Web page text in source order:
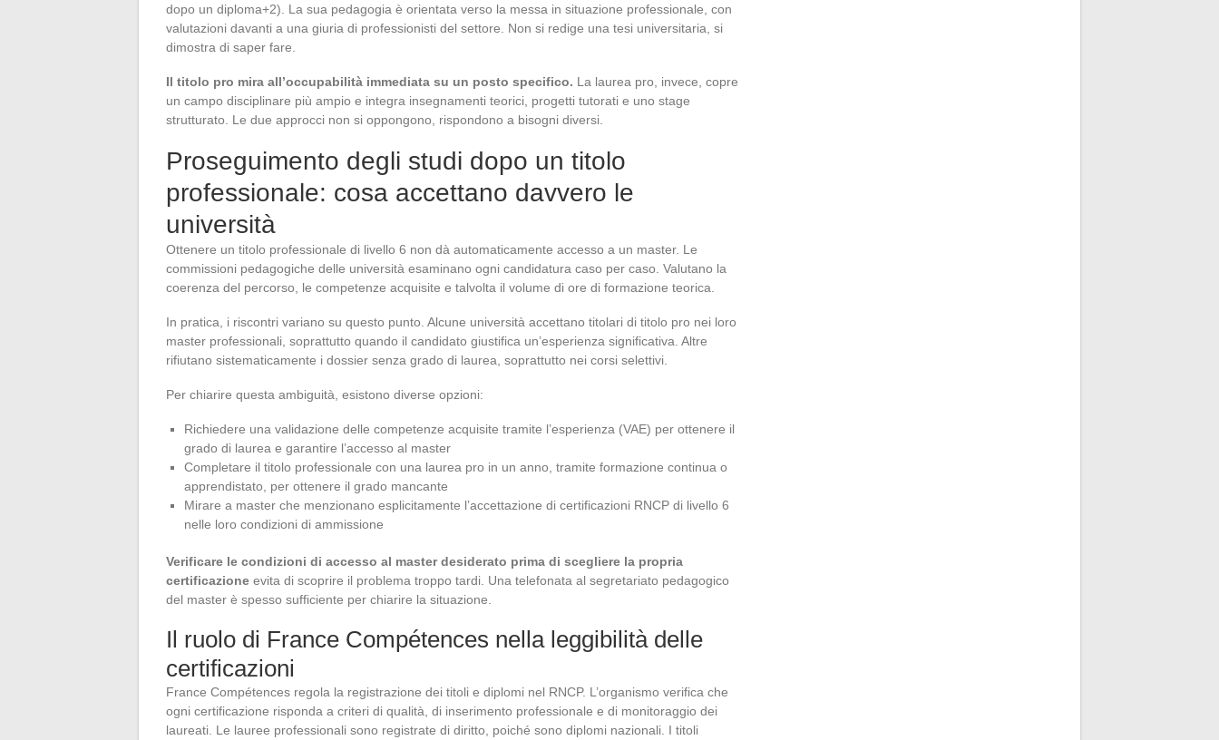
dopo un diploma+2). La sua pedagogia è orientata verso la messa in situazione professionale, con
valutazioni davanti a una giuria di professionisti del settore. Non si redige una tesi universitaria, si
dimostra di saper fare.
Il titolo pro mira all’occupabilità immediata su un posto specifico. La laurea pro, invece, copre
un campo disciplinare più ampio e integra insegnamenti teorici, progetti tutorati e uno stage
strutturato. Le due approcci non si oppongono, rispondono a bisogni diversi.
Proseguimento degli studi dopo un titolo
professionale: cosa accettano davvero le
università
Ottenere un titolo professionale di livello 6 non dà automaticamente accesso a un master. Le
commissioni pedagogiche delle università esaminano ogni candidatura caso per caso. Valutano la
coerenza del percorso, le competenze acquisite e talvolta il volume di ore di formazione teorica.
In pratica, i riscontri variano su questo punto. Alcune università accettano titolari di titolo pro nei loro
master professionali, soprattutto quando il candidato giustifica un’esperienza significativa. Altre
rifiutano sistematicamente i dossier senza grado di laurea, soprattutto nei corsi selettivi.
Per chiarire questa ambiguità, esistono diverse opzioni:
Richiedere una validazione delle competenze acquisite tramite l’esperienza (VAE) per ottenere il
grado di laurea e garantire l’accesso al master
Completare il titolo professionale con una laurea pro in un anno, tramite formazione continua o
apprendistato, per ottenere il grado mancante
Mirare a master che menzionano esplicitamente l’accettazione di certificazioni RNCP di livello 6
nelle loro condizioni di ammissione
Verificare le condizioni di accesso al master desiderato prima di scegliere la propria
certificazione evita di scoprire il problema troppo tardi. Una telefonata al segretariato pedagogico
del master è spesso sufficiente per chiarire la situazione.
Il ruolo di France Compétences nella leggibilità delle
certificazioni
France Compétences regola la registrazione dei titoli e diplomi nel RNCP. L’organismo verifica che
ogni certificazione risponda a criteri di qualità, di inserimento professionale e di monitoraggio dei
laureati. Le lauree professionali sono registrate di diritto, poiché sono diplomi nazionali. I titoli